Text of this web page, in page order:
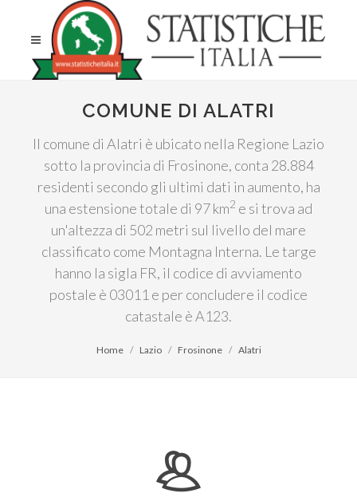
COMUNE DI ALATRI
Il comune di Alatri è ubicato nella Regione Lazio
sotto la provincia di Frosinone, conta 28.884
residenti secondo gli ultimi dati in aumento, ha
una estensione totale di 97 km2 e si trova ad
un'altezza di 502 metri sul livello del mare
classificato come Montagna Interna. Le targe
hanno la sigla FR, il codice di avviamento
postale è 03011 e per concludere il codice
catastale è A123.
Home Lazio Frosinone Alatri